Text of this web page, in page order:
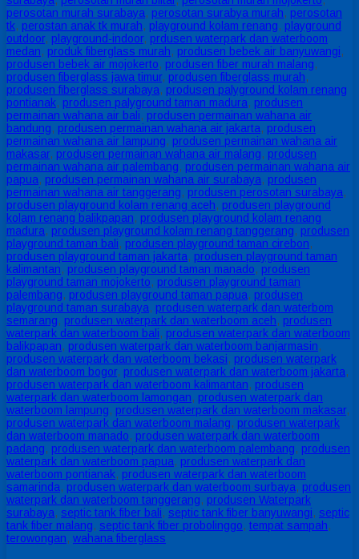
perosotan murah surabaya, perosotan surabya murah, perosotan
tk, perostan anak tk murah, playground kolam renang, playground
outdoor, playground-indoor, prdusen waterpark dan waterboom
medan, produk fiberglass murah, produsen bebek air banyuwangi,
produsen bebek air mojokerto, produsen fiber murah malang,
produsen fiberglass jawa timur, produsen fiberglass murah,
produsen fiberglass surabaya, produsen palyground kolam renang
pontianak, produsen palyground taman madura, produsen
permainan wahana air bali, produsen permainan wahana air
bandung, produsen permainan wahana air jakarta, produsen
permainan wahana air lampung, produsen permainan wahana air
makasar, produsen permainan wahana air malang, produsen
permainan wahana air palembang, produsen permainan wahana air
papua, produsen permainan wahana air surabaya, produsen
permainan wahana air tanggerang, produsen perosotan surabaya,
produsen playground kolam renang aceh, produsen playground
kolam renang balikpapan, produsen playground kolam renang
madura, produsen playground kolam renang tanggerang, produsen
playground taman bali, produsen playground taman cirebon,
produsen playground taman jakarta, produsen playground taman
kalimantan, produsen playground taman manado, produsen
playground taman mojokerto, produsen playground taman
palembang, produsen playground taman papua, produsen
playground taman surabaya, produsen waterpark dan waterbom
semarang, produsen waterpark dan waterboom aceh, produsen
waterpark dan waterboom bali, produsen waterpark dan waterboom
balikpapan, produsen waterpark dan waterboom banjarmasin,
produsen waterpark dan waterboom bekasi, produsen waterpark
dan waterboom bogor, produsen waterpark dan waterboom jakarta,
produsen waterpark dan waterboom kalimantan, produsen
waterpark dan waterboom lamongan, produsen waterpark dan
waterboom lampung, produsen waterpark dan waterboom makasar,
produsen waterpark dan waterboom malang, produsen waterpark
dan waterboom manado, produsen waterpark dan waterboom
padang, produsen waterpark dan waterboom palembang, produsen
waterpark dan waterboom papua, produsen waterpark dan
waterboom pontianak, produsen waterpark dan waterboom
samarinda, produsen waterpark dan waterboom surbaya, produsen
waterpark dan waterboom tanggerang, produsen Waterpark
surabaya, septic tank fiber bali, septic tank fiber banyuwangi, septic
tank fiber malang, septic tank fiber probolinggo, tempat sampah,
terowongan, wahana fiberglass